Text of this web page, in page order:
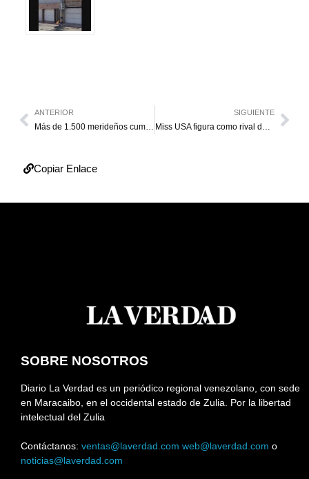
ANTERIOR SIGUIENTE
Copiar Enlace
SOBRE NOSOTROS
Diario La Verdad es un periódico regional venezolano, con sede
en Maracaibo, en el occidental estado de Zulia. Por la libertad
intelectual del Zulia
Contáctanos: ventas@laverdad.com web@laverdad.com o
noticias@laverdad.com